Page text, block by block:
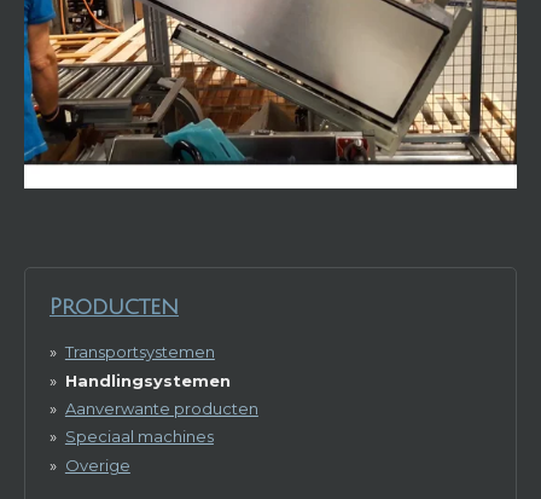
Speciaal machines